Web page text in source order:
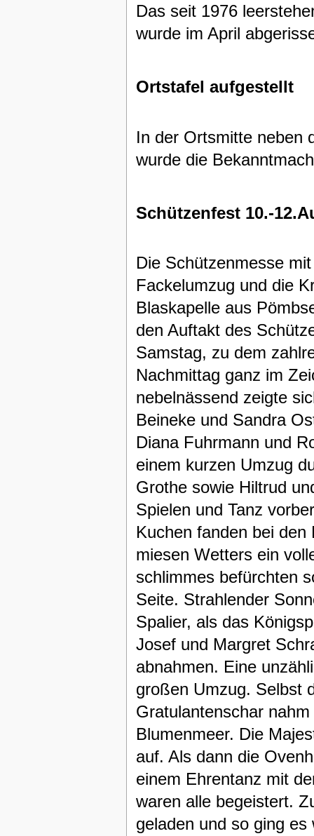
Das seit 1976
wurde im April
Ortstafel aufgestellt
In der Ortsmitte neben
wurde die
Schützenfest 10.-
Die Schützenmesse
Fackelumzug und die
Blaskapelle aus
den Auftakt des
Samstag, zu dem
Nachmittag ganz im
nebelnässend zeigte
Beineke und Sandra
Diana Fuhrmann und
einem kurzen Umzug
Grothe sowie Hiltrud
Spielen und Tanz
Kuchen fanden bei
miesen Wetters ein
schlimmes befürchten
Seite. Strahlender
Spalier, als das
Josef und Margret
abnahmen. Eine
großen Umzug. Selbst
Gratulantenschar
Blumenmeer. Die
auf. Als dann die
einem Ehrentanz mit
waren alle begeistert.
geladen und so ging